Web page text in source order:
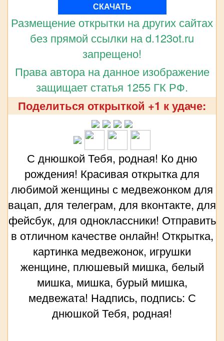
СКАЧАТЬ
Размещение открытки на других сайтах
без прямой ссылки на d.123ot.ru
запрещено!
Права автора на данное изображение
защищает статья 1255 ГК РФ.
Поделиться открыткой +1 к удаче:
С днюшкой Тебя, родная! Ко дню
рождения! Красивая открытка для
любимой женщины с медвежонком для
вацап, для телеграм, для вконтакте, для
фейсбук, для одноклассники! Отправить
в отличном качестве онлайн! Открытка,
картинка медвежонок, игрушки
женщине, плюшевый мишка, белый
мишка, мишка, бурый мишка,
медвежата! Надпись, подпись: С
днюшкой Тебя, родная!